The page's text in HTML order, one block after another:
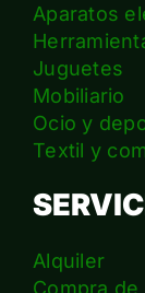
Aparatos
Juguetes
Mobiliario
Ocio y
Textil y
Alquiler
Compra